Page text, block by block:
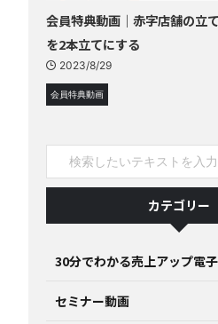
会員特典動画｜赤字店舗の立
を2本立てにする
2023/8/29
会員特典動画
カテゴリー
30分でわかる売上アップ電
セミナー動画